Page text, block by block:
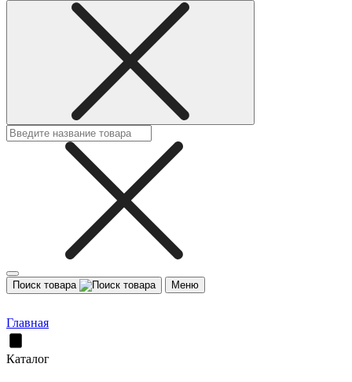
Поиск товара Меню
Главная
Каталог